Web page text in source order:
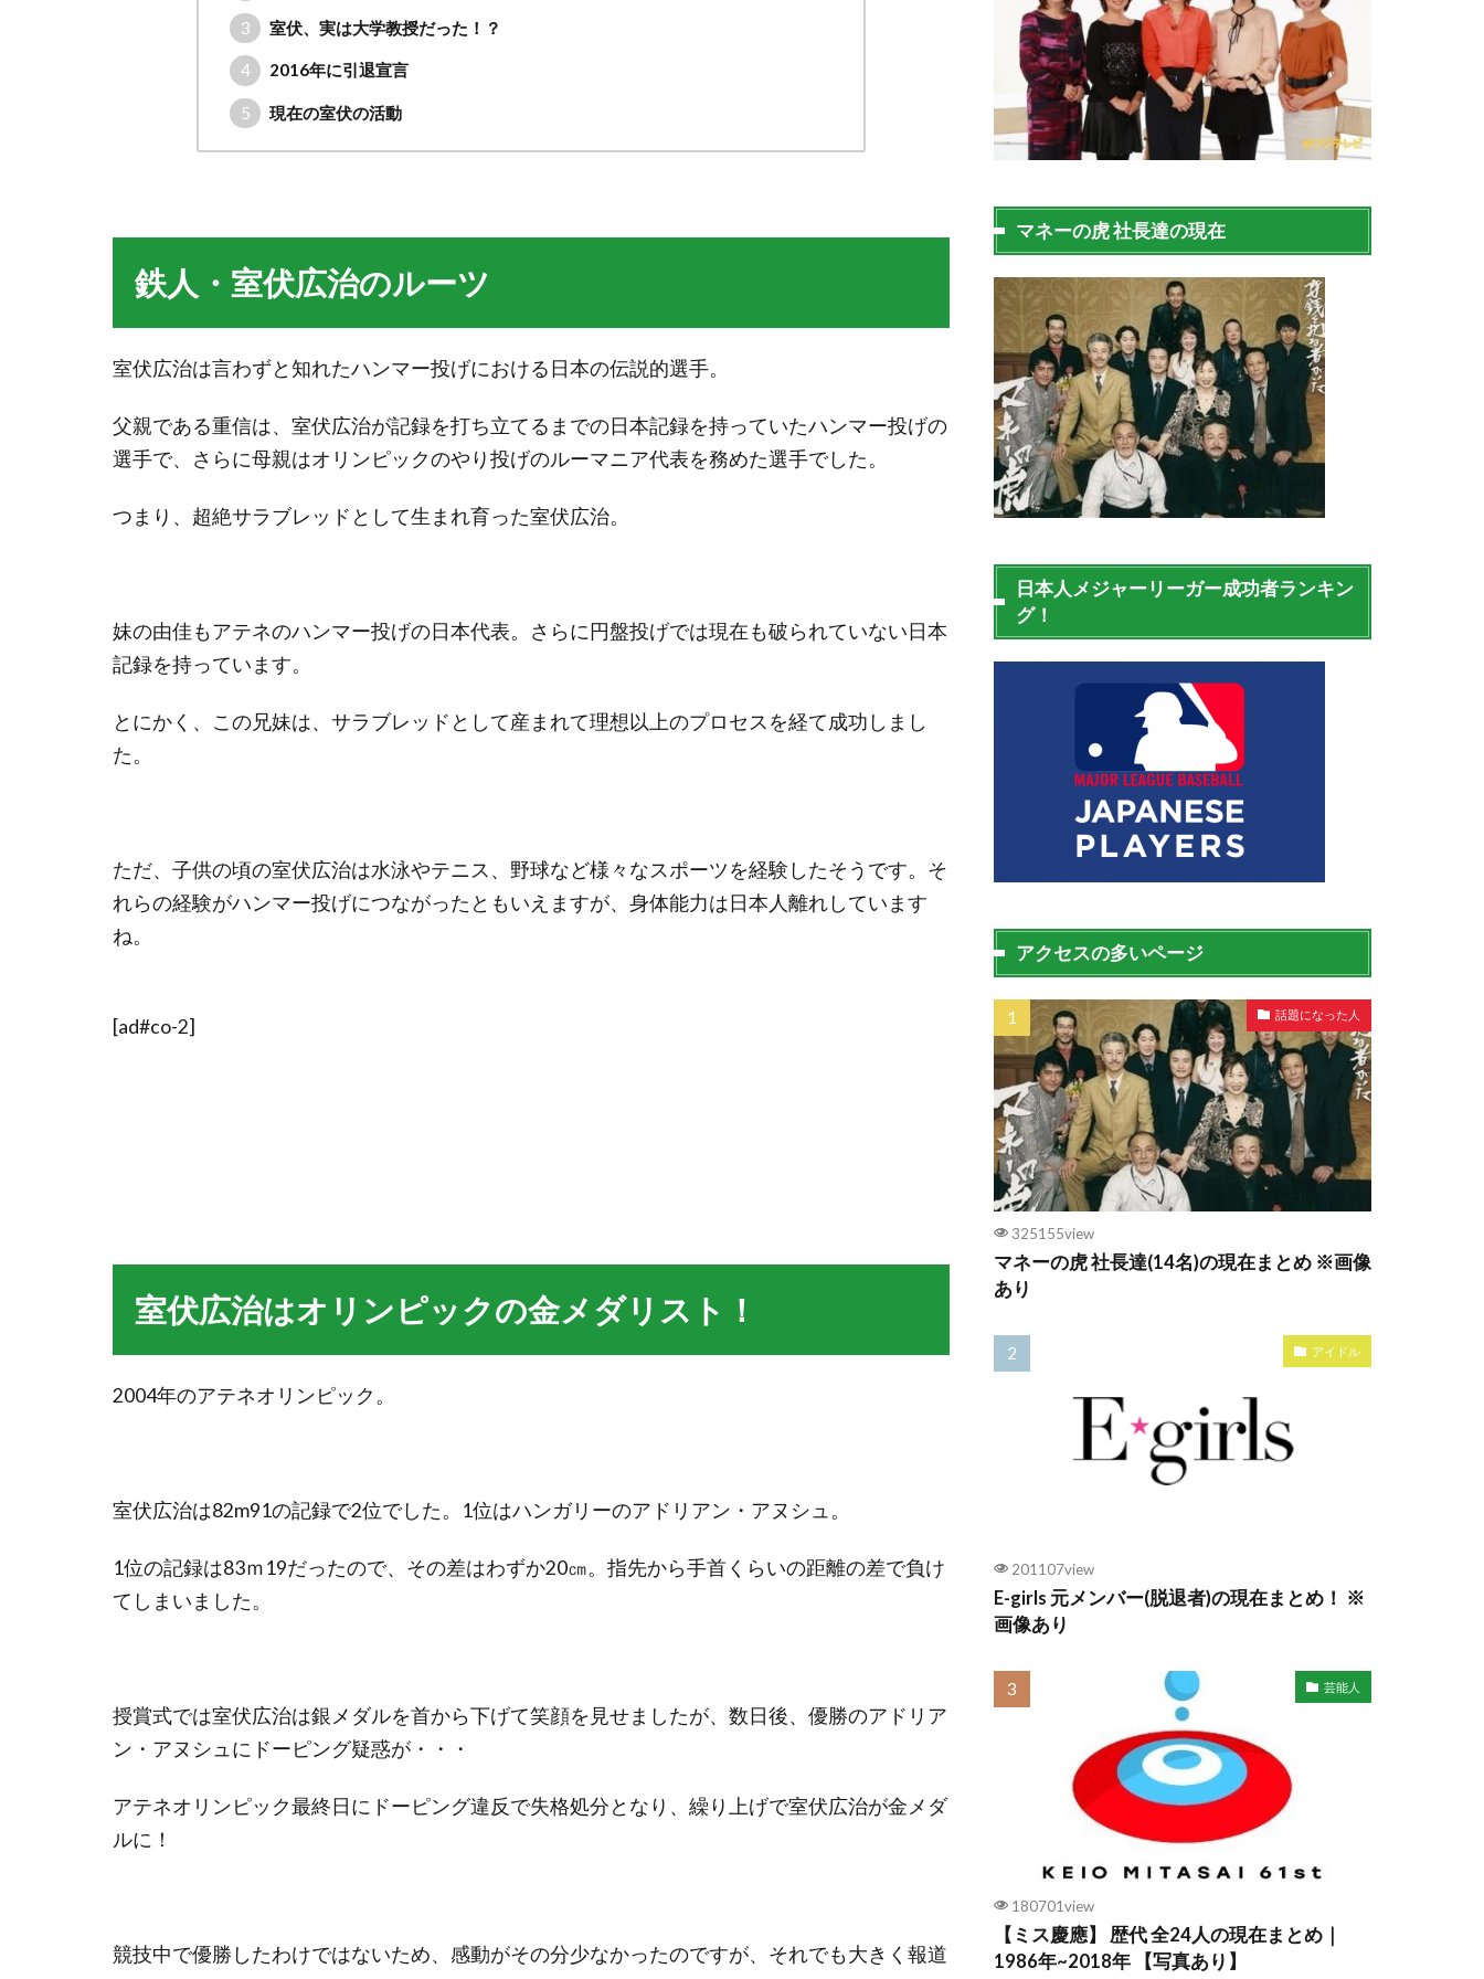
3 室伏、実は大学教授だった！？
4 2016年に引退宣言
5 現在の室伏の活動
鉄人・室伏広治のルーツ
室伏広治は言わずと知れたハンマー投げにおける日本の伝説的選手。
父親である重信は、室伏広治が記録を打ち立てるまでの日本記録を持っていたハンマー投げの
選手で、さらに母親はオリンピックのやり投げのルーマニア代表を務めた選手でした。
つまり、超絶サラブレッドとして生まれ育った室伏広治。
妹の由佳もアテネのハンマー投げの日本代表。さらに円盤投げでは現在も破られていない日本
記録を持っています。
とにかく、この兄妹は、サラブレッドとして産まれて理想以上のプロセスを経て成功しまし
た。
ただ、子供の頃の室伏広治は水泳やテニス、野球など様々なスポーツを経験したそうです。そ
れらの経験がハンマー投げにつながったともいえますが、身体能力は日本人離れしています
ね。
[ad#co-2]
室伏広治はオリンピックの金メダリスト！
2004年のアテネオリンピック。
室伏広治は82m91の記録で2位でした。1位はハンガリーのアドリアン・アヌシュ。
1位の記録は83ｍ19だったので、その差はわずか20㎝。指先から手首くらいの距離の差で負け
てしまいました。
授賞式では室伏広治は銀メダルを首から下げて笑顔を見せましたが、数日後、優勝のアドリア
ン・アヌシュにドーピング疑惑が・・・
アテネオリンピック最終日にドーピング違反で失格処分となり、繰り上げで室伏広治が金メダ
ルに！
競技中で優勝したわけではないため、感動がその分少なかったのですが、それでも大きく報道
マネーの虎 社長達の現在
日本人メジャーリーガー成功者ランキン
グ！
アクセスの多いページ
話題になった人
325155view
マネーの虎 社長達(14名)の現在まとめ ※画像
あり
アイドル
201107view
E-girls 元メンバー(脱退者)の現在まとめ！ ※
画像あり
芸能人
180701view
【ミス慶應】 歴代 全24人の現在まとめ｜
1986年~2018年 【写真あり】